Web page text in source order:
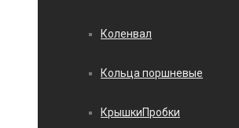
Коленвал
Кольца поршневые
КрышкиПробки